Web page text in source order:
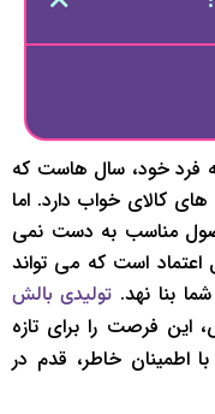
فرد خود، سال هاست که
کالای خواب دارد. اما
مناسب به دست نمی
اعتماد است که می تواند
بنا نهد. تولیدی بالش
این فرصت را برای تازه
اطمینان خاطر، قدم در